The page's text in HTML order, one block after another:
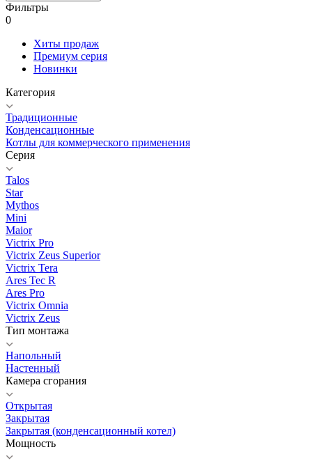
Фильтры
0
Хиты продаж
Премиум серия
Новинки
Категория
Традиционные
Конденсационные
Котлы для коммерческого применения
Серия
Talos
Star
Mythos
Mini
Maior
Victrix Pro
Victrix Zeus Superior
Victrix Tera
Ares Tec R
Ares Pro
Victrix Omnia
Victrix Zeus
Тип монтажа
Напольный
Настенный
Камера сгорания
Открытая
Закрытая
Закрытая (конденсационный котел)
Мощность